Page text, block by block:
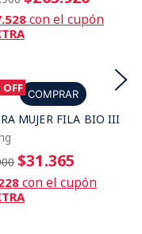
con el cupón
OFF COMPRAR
MUJER FILA BIO III
$31.365
con el cupón